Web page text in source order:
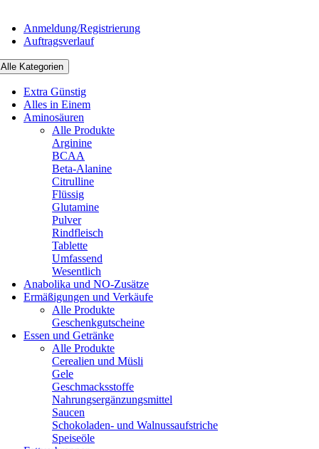
Anmeldung/Registrierung
Auftragsverlauf
Alle Kategorien
Extra Günstig
Alles in Einem
Aminosäuren
Alle Produkte
Arginine
BCAA
Beta-Alanine
Citrulline
Flüssig
Glutamine
Pulver
Rindfleisch
Tablette
Umfassend
Wesentlich
Anabolika und NO-Zusätze
Ermäßigungen und Verkäufe
Alle Produkte
Geschenkgutscheine
Essen und Getränke
Alle Produkte
Cerealien und Müsli
Gele
Geschmacksstoffe
Nahrungsergänzungsmittel
Saucen
Schokoladen- und Walnussaufstriche
Speiseöle